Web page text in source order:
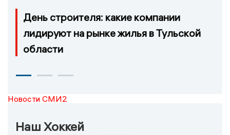
День строителя: какие компании
лидируют на рынке жилья в Тульской
области
Новости СМИ2
Наш Хоккей